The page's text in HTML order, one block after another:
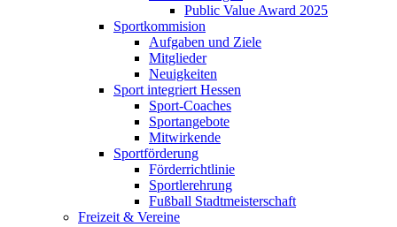
Public Value Award 2025
Sportkommision
Aufgaben und Ziele
Mitglieder
Neuigkeiten
Sport integriert Hessen
Sport-Coaches
Sportangebote
Mitwirkende
Sportförderung
Förderrichtlinie
Sportlerehrung
Fußball Stadtmeisterschaft
Freizeit & Vereine